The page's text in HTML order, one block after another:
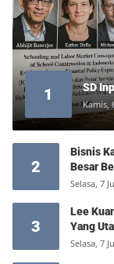
1 SD
Kamis,
2
Bisnis
Besar
Selasa, 7
3
Lee Kuan Yew Perdana Menteri
Yang
Selasa, 7